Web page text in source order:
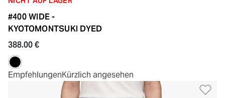
#400 WIDE -
KYOTOMONTSUKI DYED
388.00 €
EmpfehlungenKürzlich angesehen